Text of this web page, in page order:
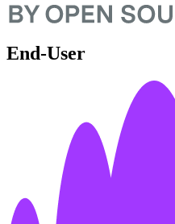
End-User